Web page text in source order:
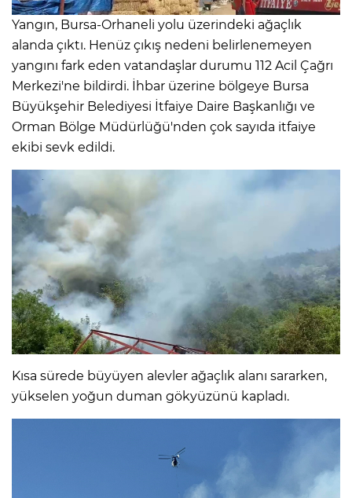
Yangın, Bursa-Orhaneli yolu üzerindeki ağaçlık
alanda çıktı. Henüz çıkış nedeni belirlenemeyen
yangını fark eden vatandaşlar durumu 112 Acil Çağrı
Merkezi'ne bildirdi. İhbar üzerine bölgeye Bursa
Büyükşehir Belediyesi İtfaiye Daire Başkanlığı ve
Orman Bölge Müdürlüğü'nden çok sayıda itfaiye
ekibi sevk edildi.
Kısa sürede büyüyen alevler ağaçlık alanı sararken,
yükselen yoğun duman gökyüzünü kapladı.